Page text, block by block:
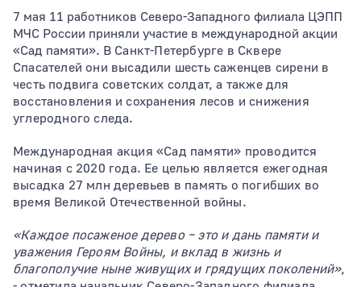
7 мая 11 работников Северо-Западного филиала ЦЭПП
МЧС России приняли участие в международной акции
«Сад памяти». В Санкт-Петербурге в Сквере
Спасателей они высадили шесть саженцев сирени в
честь подвига советских солдат, а также для
восстановления и сохранения лесов и снижения
углеродного следа.
Международная акция «Сад памяти» проводится
начиная с 2020 года. Ее целью является ежегодная
высадка 27 млн деревьев в память о погибших во
время Великой Отечественной войны.
«Каждое посаженое дерево – это и дань памяти и
уважения Героям Войны, и вклад в жизнь и
благополучие ныне живущих и грядущих поколений»,